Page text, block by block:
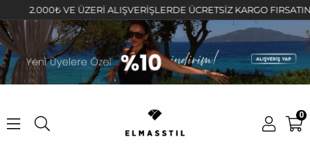
2.000₺ VE ÜZERİ ALIŞVERİŞLERDE ÜCRETSİZ KARGO FIRSATINI
0